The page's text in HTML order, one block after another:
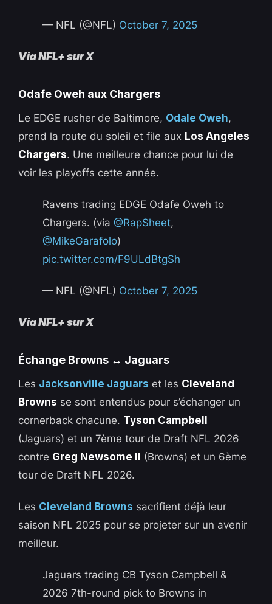
— NFL (@NFL) October 7, 2025
Via NFL+ sur X
Odafe Oweh aux Chargers
Le EDGE rusher de Baltimore, Odale Oweh,
prend la route du soleil et file aux Los Angeles
Chargers. Une meilleure chance pour lui de
voir les playoffs cette année.
Ravens trading EDGE Odafe Oweh to
Chargers. (via@RapSheet,
@MikeGarafolo)
pic.twitter.com/F9ULdBtgSh
— NFL (@NFL) October 7, 2025
Via NFL+ sur X
Échange Browns ↔️ Jaguars
Les Jacksonville Jaguars et les Cleveland
Browns se sont entendus pour s’échanger un
cornerback chacune. Tyson Campbell
(Jaguars) et un 7ème tour de Draft NFL 2026
contre Greg Newsome II (Browns) et un 6ème
tour de Draft NFL 2026.
Les Cleveland Browns sacrifient déjà leur
saison NFL 2025 pour se projeter sur un avenir
meilleur.
Jaguars trading CB Tyson Campbell &
2026 7th-round pick to Browns in